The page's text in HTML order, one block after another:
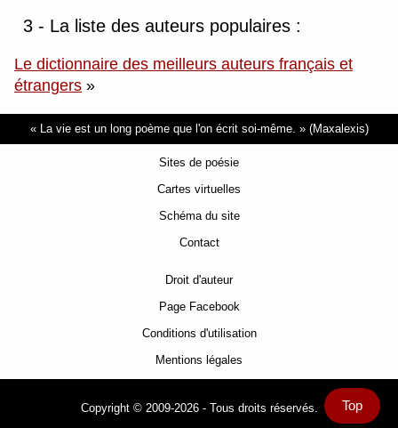
3 - La liste des auteurs populaires :
Le dictionnaire des meilleurs auteurs français et
étrangers »
Top
La vie est un long poème que l'on écrit soi-même. (Maxalexis)
Sites de poésie
Cartes virtuelles
Schéma du site
Contact
Droit d'auteur
Page Facebook
Conditions d'utilisation
Mentions légales
Copyright © 2009-2026 - Tous droits réservés.